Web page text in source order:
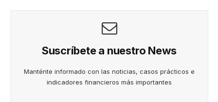
Suscríbete a nuestro News
Manténte informado con las noticias, casos prácticos e
indicadores financieros más importantes